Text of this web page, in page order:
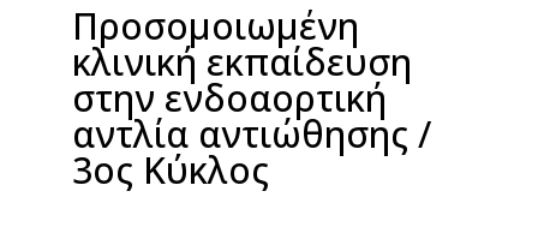
Προσομοιωμένη
κλινική εκπαίδευση
στην ενδοαορτική
αντλία αντιώθησης /
3ος Κύκλος